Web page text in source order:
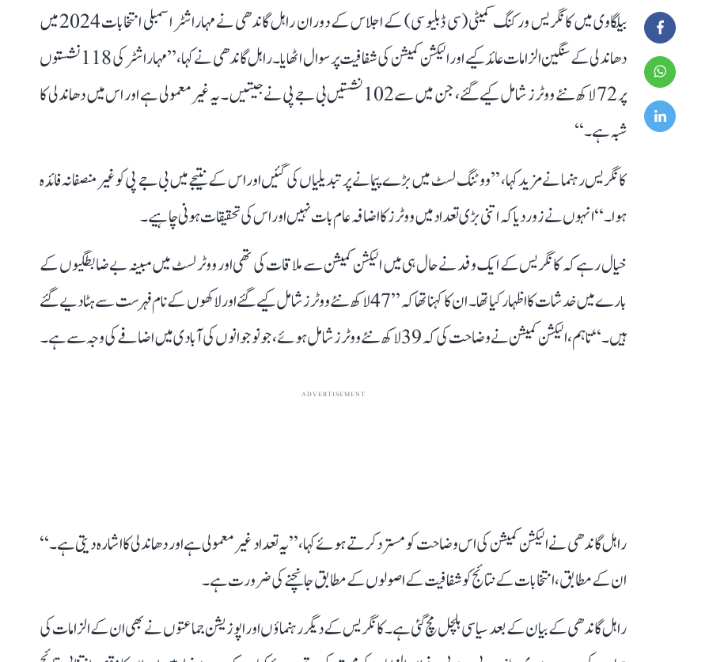
بیلگاوی میں کانگریس ورکنگ کمیٹی (سی ڈبلیو سی) کے اجلاس کے دوران راہل گاندھی نے مہاراشٹر اسمبلی انتخابات 2024 میں
دھاندلی کے سنگین الزامات عائد کیے اور الیکشن کمیشن کی شفافیت پر سوال اٹھایا۔ راہل گاندھی نے کہا، ’’مہاراشٹر کی 118 نشستوں
پر 72 لاکھ نئے ووٹرز شامل کیے گئے، جن میں سے 102 نشستیں بی جے پی نے جیتیں۔ یہ غیرمعمولی ہے اور اس میں دھاندلی کا
شبہ ہے۔‘‘
کانگریس رہنما نے مزید کہا، ’’ووٹنگ لسٹ میں بڑے پیمانے پر تبدیلیاں کی گئیں اور اس کے نتیجے میں بی جے پی کو غیر منصفانہ فائدہ
ہوا۔‘‘ انہوں نے زور دیا کہ اتنی بڑی تعداد میں ووٹرز کا اضافہ عام بات نہیں اور اس کی تحقیقات ہونی چاہیے۔
خیال رہے کہ کانگریس کے ایک وفد نے حال ہی میں الیکشن کمیشن سے ملاقات کی تھی اور ووٹر لسٹ میں مبینہ بے ضابطگیوں کے
بارے میں خدشات کا اظہار کیا تھا۔ ان کا کہنا تھا کہ ’’47 لاکھ نئے ووٹرز شامل کیے گئے اور لاکھوں کے نام فہرست سے ہٹا دیے گئے
ہیں۔‘‘ تاہم، الیکشن کمیشن نے وضاحت کی کہ 39 لاکھ نئے ووٹرز شامل ہوئے، جو نوجوانوں کی آبادی میں اضافے کی وجہ سے ہے۔
ADVERTISEMENT
راہل گاندھی نے الیکشن کمیشن کی اس وضاحت کو مسترد کرتے ہوئے کہا، ’’یہ تعداد غیرمعمولی ہے اور دھاندلی کا اشارہ دیتی ہے۔‘‘
ان کے مطابق، انتخابات کے نتائج کو شفافیت کے اصولوں کے مطابق جانچنے کی ضرورت ہے۔
راہل گاندھی کے بیان کے بعد سیاسی ہلچل مچ گئی ہے۔ کانگریس کے دیگر رہنماؤں اور اپوزیشن جماعتوں نے بھی ان کے الزامات کی